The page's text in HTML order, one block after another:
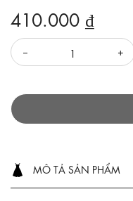
410.000 ₫
MÔ TẢ SẢN PHẨM